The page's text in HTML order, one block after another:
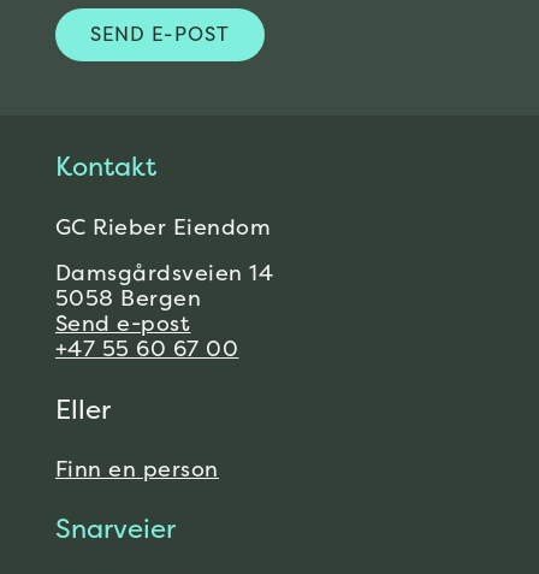
SEND E-POST
Kontakt
GC Rieber Eiendom
Damsgårdsveien 14
5058 Bergen
Send e-post
+47 55 60 67 00
Eller
Finn en person
Snarveier